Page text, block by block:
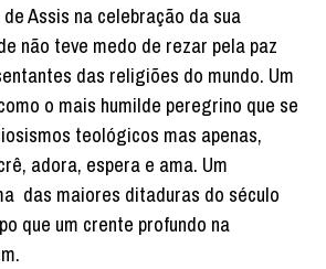
Assis na celebração da sua
não teve medo de rezar pela paz
das religiões do mundo. Um
o mais humilde peregrino que se
teológicos mas apenas,
adora, espera e ama. Um
das maiores ditaduras do século
que um crente profundo na